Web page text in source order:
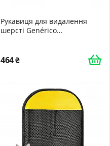
Рукавиця для видалення
шерсті Genérico
464